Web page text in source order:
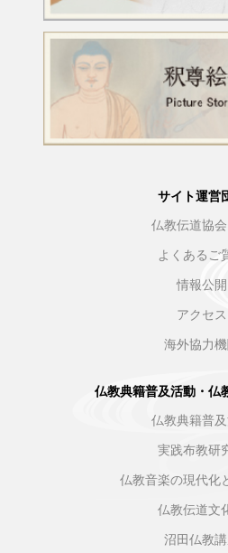
サイト運営
仏教伝道協
よくあるご
情報公開
アクセス
海外協力
仏教典籍普及活動・仏
仏教典籍普
実践布教研
仏教音楽の現代化
仏教伝道文
沼田仏教